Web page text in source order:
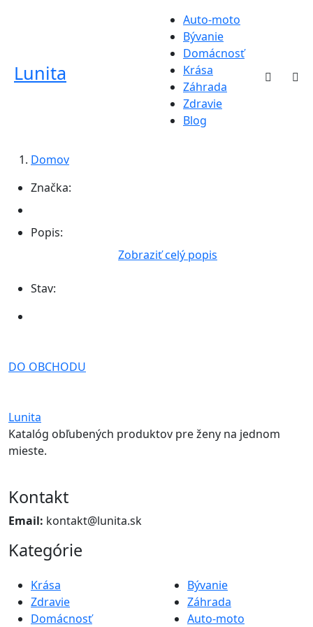
Lunita
Auto-moto
Bývanie
Domácnosť
Krása
Záhrada
Zdravie
Blog
Domov
Značka:
Popis:
Zobraziť celý popis
Stav:
DO OBCHODU
Lunita
Katalóg obľubených produktov pre ženy na jednom
mieste.
Kontakt
Email: kontakt@lunita.sk
Kategórie
Krása
Zdravie
Domácnosť
Bývanie
Záhrada
Auto-moto